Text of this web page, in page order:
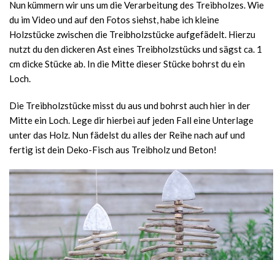
Nun kümmern wir uns um die Verarbeitung des Treibholzes. Wie
du im Video und auf den Fotos siehst, habe ich kleine
Holzstücke zwischen die Treibholzstücke aufgefädelt. Hierzu
nutzt du den dickeren Ast eines Treibholzstücks und sägst ca. 1
cm dicke Stücke ab. In die Mitte dieser Stücke bohrst du ein
Loch.
Die Treibholzstücke misst du aus und bohrst auch hier in der
Mitte ein Loch. Lege dir hierbei auf jeden Fall eine Unterlage
unter das Holz. Nun fädelst du alles der Reihe nach auf und
fertig ist dein Deko-Fisch aus Treibholz und Beton!